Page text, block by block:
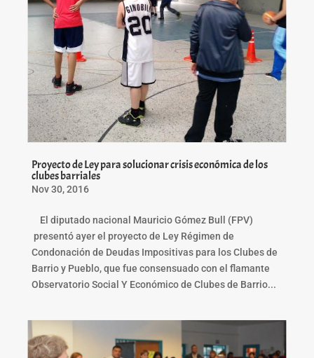
Proyecto de Ley para solucionar crisis económica de los
clubes barriales
Nov 30, 2016
El diputado nacional Mauricio Gómez Bull (FPV)
presentó ayer el proyecto de Ley Régimen de
Condonación de Deudas Impositivas para los Clubes de
Barrio y Pueblo, que fue consensuado con el flamante
Observatorio Social Y Económico de Clubes de Barrio...